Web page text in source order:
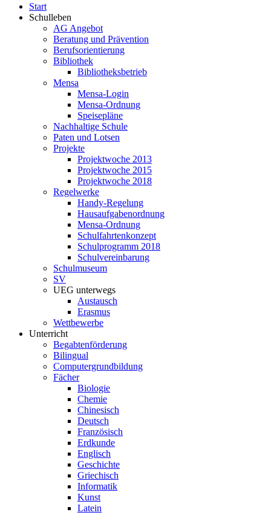
Start
Schulleben
AG Angebot
Beratung und Prävention
Berufsorientierung
Bibliothek
Bibliotheksbetrieb
Mensa
Mensa-Login
Mensa-Ordnung
Speisepläne
Nachhaltige Schule
Paten und Lotsen
Projekte
Projektwoche 2013
Projektwoche 2015
Projektwoche 2018
Regelwerke
Handy-Regelung
Hausaufgabenordnung
Mensa-Ordnung
Schulfahrtenkonzept
Schulprogramm 2018
Schulvereinbarung
Schulmuseum
SV
UEG unterwegs
Austausch
Erasmus
Wettbewerbe
Unterricht
Begabtenförderung
Bilingual
Computergrundbildung
Fächer
Biologie
Chemie
Chinesisch
Deutsch
Französisch
Erdkunde
Englisch
Geschichte
Griechisch
Informatik
Kunst
Latein